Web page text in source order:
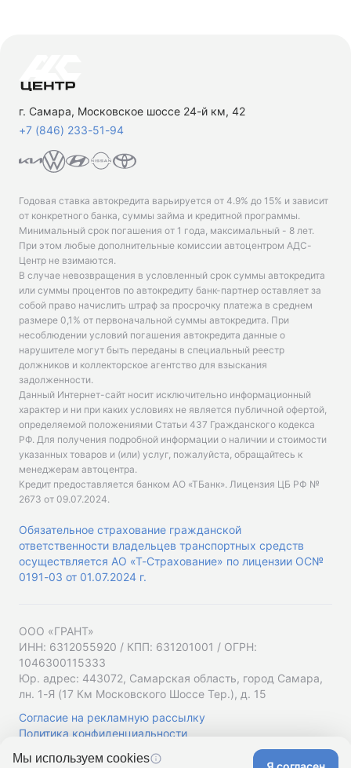
г. Самара, Московское шоссе 24-й км, 42
+7 (846) 233-51-94
Годовая ставка автокредита варьируется от 4.9% до 15% и зависит
от конкретного банка, суммы займа и кредитной программы.
Минимальный срок погашения от 1 года, максимальный - 8 лет.
При этом любые дополнительные комиссии автоцентром АДС-
Центр не взимаются.
В случае невозвращения в условленный срок суммы автокредита
или суммы процентов по автокредиту банк-партнер оставляет за
собой право начислить штраф за просрочку платежа в среднем
размере 0,1% от первоначальной суммы автокредита. При
несоблюдении условий погашения автокредита данные о
нарушителе могут быть переданы в специальный реестр
должников и коллекторское агентство для взыскания
задолженности.
Данный Интернет-сайт носит исключительно информационный
характер и ни при каких условиях не является публичной офертой,
определяемой положениями Статьи 437 Гражданского кодекса
РФ. Для получения подробной информации о наличии и стоимости
указанных товаров и (или) услуг, пожалуйста, обращайтесь к
менеджерам автоцентра.
Кредит предоставляется банком АО «ТБанк». Лицензия ЦБ РФ №
2673 от 09.07.2024.
Обязательное страхование гражданской
ответственности владельцев транспортных средств
осуществляется АО «Т-Страхование» по лицензии ОС№
0191-03 от 01.07.2024 г.
ООО «ГРАНТ»
ИНН: 6312055920 / КПП: 631201001 / ОГРН:
1046300115333
Юр. адрес: 443072, Самарская область, город Самара,
лн. 1-Я (17 Км Московского Шоссе Тер.), д. 15
Согласие на рекламную рассылку
Политика конфиденциальности
Мы используем cookies